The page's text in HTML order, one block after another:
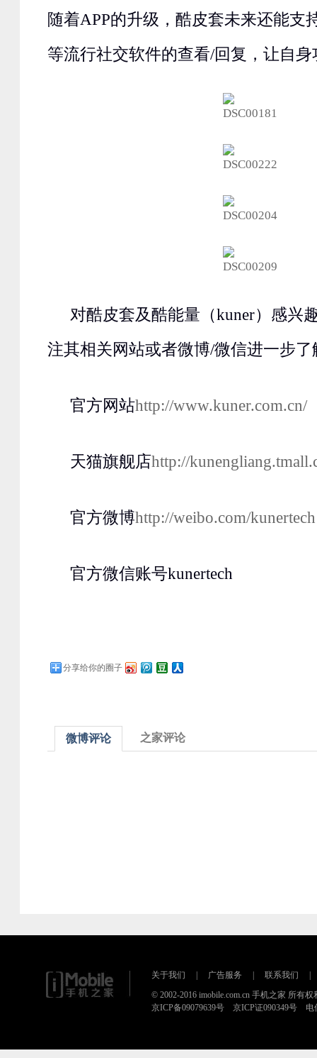
随着APP的升级，酷皮套未来还能支
等流行社交软件的查看/回复，让自
对酷皮套及酷能量（kuner）感兴
注其相关网站或者微博/微信进一步了
官方网站http://www.kuner.com.cn/
天猫旗舰店http://
官方微博http://weibo.com/kunertech
官方微信账号kunertech
分享给你的圈子
微博评论 之家评论
关于我们 广告服务 联系我们
© 2002-2016 imobile.com.cn 手机之家 所有权
京ICP备09079639号 京ICP证090349号 电